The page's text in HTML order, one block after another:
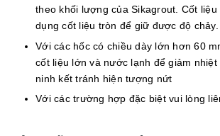
theo khối lượng của Sikagrout. Cốt
dụng cốt liệu tròn để giữ được độ chảy.
Với các hốc có chiều dày lớn hơn 60
cốt liệu lớn và nước lạnh để giảm nhiệt
ninh kết tránh hiện tượng nứt
Với các trường hợp đặc biệt vui lòng